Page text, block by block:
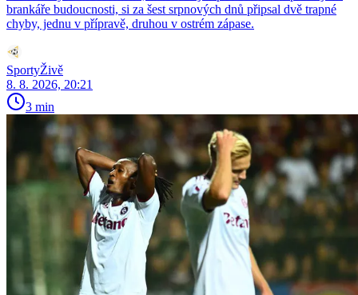
brankáře budoucnosti, si za šest srpnových dnů připsal dvě trapné
chyby, jednu v přípravě, druhou v ostrém zápase.
SportyŽivě
8. 8. 2026, 20:21
3 min